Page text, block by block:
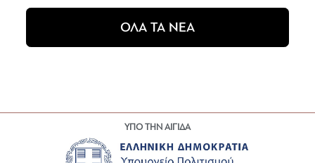
ΟΛΑ ΤΑ ΝΕΑ
ΥΠΟ ΤΗΝ ΑΙΓΙΔΑ